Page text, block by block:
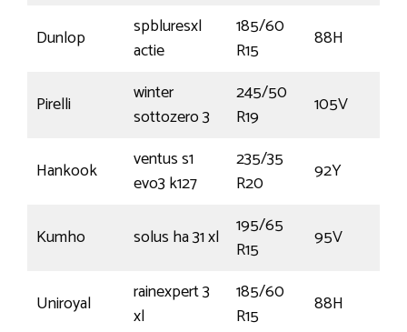
Dunlop
spbluresxl
actie
185/60
R15
88H
Pirelli
winter
sottozero 3
245/50
R19
105V
Hankook
ventus s1
evo3 k127
235/35
R20
92Y
Kumho solus ha 31 xl
195/65
R15
95V
Uniroyal
rainexpert 3
xl
185/60
R15
88H